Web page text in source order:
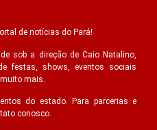
de notícias do Pará!
sob a direção de Caio Natalino,
festas, shows, eventos sociais
mais.
do estado. Para parcerias e
conosco.